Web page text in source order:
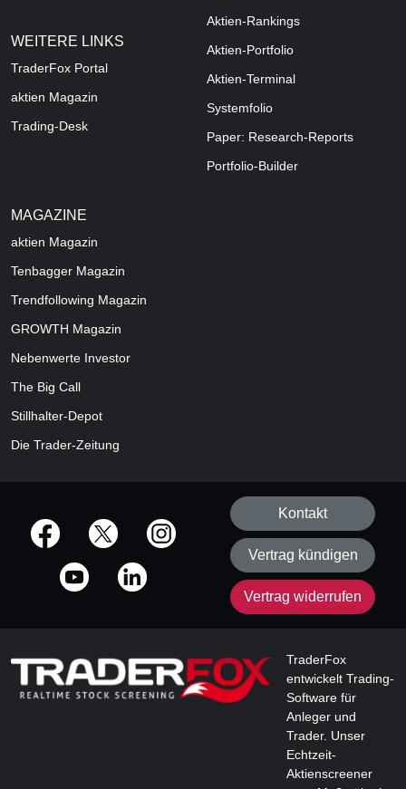
WEITERE LINKS
TraderFox Portal
aktien Magazin
Trading-Desk
Aktien-Rankings
Aktien-Portfolio
Aktien-Terminal
Systemfolio
Paper: Research-Reports
Portfolio-Builder
MAGAZINE
aktien Magazin
Tenbagger Magazin
Trendfollowing Magazin
GROWTH Magazin
Nebenwerte Investor
The Big Call
Stillhalter-Depot
Die Trader-Zeitung
offizielle Social Media-Accounts
Kontakt
Vertrag kündigen
Vertrag widerrufen
TraderFox
entwickelt Trading-
Software für
Anleger und
Trader. Unser
Echtzeit-
Aktienscreener